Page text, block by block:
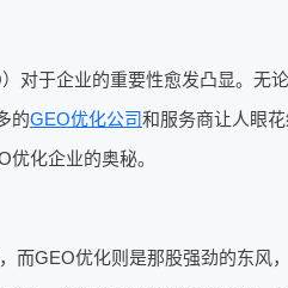
对于企业的重要性愈发凸显。无
的GEO优化公司和服务商让人眼
化企业的奥秘。
而GEO优化则是那股强劲的东风